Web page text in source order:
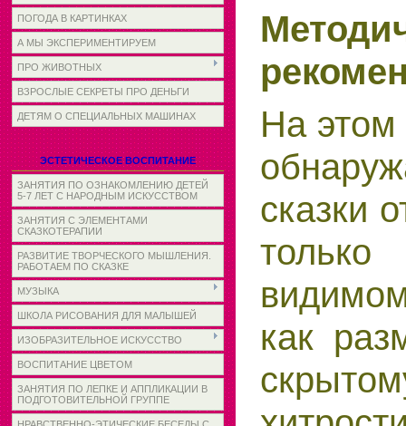
ПОГОДА В КАРТИНКАХ
А МЫ ЭКСПЕРИМЕНТИРУЕМ
ПРО ЖИВОТНЫХ
ВЗРОСЛЫЕ СЕКРЕТЫ ПРО ДЕНЬГИ
ДЕТЯМ О СПЕЦИАЛЬНЫХ МАШИНАХ
ЭСТЕТИЧЕСКОЕ ВОСПИТАНИЕ
ЗАНЯТИЯ ПО ОЗНАКОМЛЕНИЮ ДЕТЕЙ
5-7 ЛЕТ С НАРОДНЫМ ИСКУССТВОМ
ЗАНЯТИЯ С ЭЛЕМЕНТАМИ
СКАЗКОТЕРАПИИ
РАЗВИТИЕ ТВОРЧЕСКОГО МЫШЛЕНИЯ.
РАБОТАЕМ ПО СКАЗКЕ
МУЗЫКА
ШКОЛА РИСОВАНИЯ ДЛЯ МАЛЫШЕЙ
ИЗОБРАЗИТЕЛЬНОЕ ИСКУССТВО
ВОСПИТАНИЕ ЦВЕТОМ
ЗАНЯТИЯ ПО ЛЕПКЕ И АППЛИКАЦИИ В
ПОДГОТОВИТЕЛЬНОЙ ГРУППЕ
На этом
сказки
как